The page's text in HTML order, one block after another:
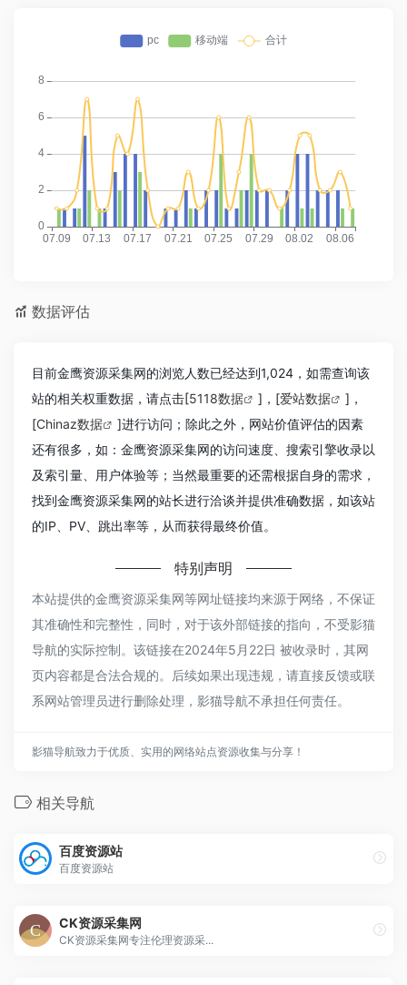
数据评估
目前金鹰资源采集网的浏览人数已经达到1,024，如需查询该
站的相关权重数据，请点击[5118数据 ]，[爱站数据
]，
[Chinaz数据
]进行访问；除此之外，网站价值评估的因素
还有很多，如：金鹰资源采集网的访问速度、搜索引擎收录以
及索引量、用户体验等；当然最重要的还需根据自身的需求，
找到金鹰资源采集网的站长进行洽谈并提供准确数据，如该站
的IP、PV、跳出率等，从而获得最终价值。
特别声明
本站提供的金鹰资源采集网等网址链接均来源于网络，不保证
其准确性和完整性，同时，对于该外部链接的指向，不受影猫
导航的实际控制。该链接在2024年5月22日 被收录时，其网
页内容都是合法合规的。后续如果出现违规，请直接反馈或联
系网站管理员进行删除处理，影猫导航不承担任何责任。
影猫导航致力于优质、实用的网络站点资源收集与分享！
相关导航
百度资源站
百度资源站
CK资源采集网
CK资源采集网专注伦理资源采...